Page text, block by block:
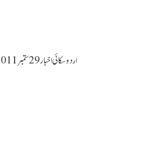
اردو سکائی اخبار 29 ستمبر 2011|بمبار طیارے پاکستان بھیجے جاسکتے ہیں ،امریکی سینیٹرلنزے گراہم